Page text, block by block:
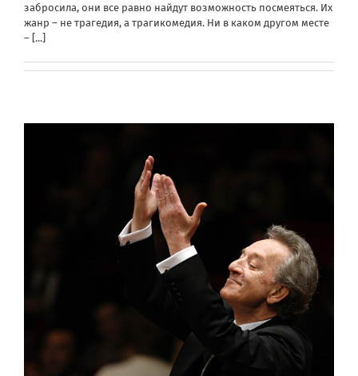
забросила, они все равно найдут возможность посмеяться. Их
жанр – не трагедия, а трагикомедия. Ни в каком другом месте
– [...]